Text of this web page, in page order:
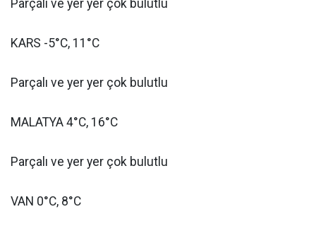
Parçalı ve yer yer çok bulutlu
KARS -5°C, 11°C
Parçalı ve yer yer çok bulutlu
MALATYA 4°C, 16°C
Parçalı ve yer yer çok bulutlu
VAN 0°C, 8°C